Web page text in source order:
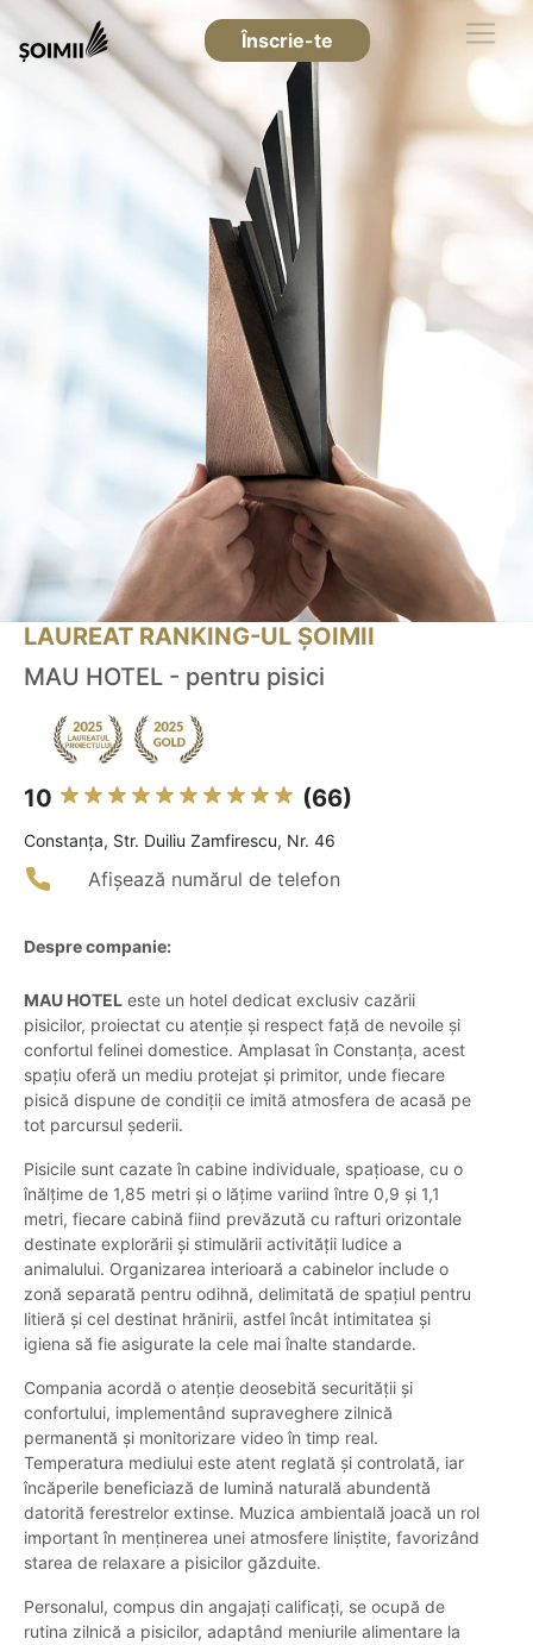
Înscrie-te
LAUREAT RANKING-UL ȘOIMII
MAU HOTEL - pentru pisici
10 (66)
Constanţa, Str. Duiliu Zamfirescu, Nr. 46
Afișează numărul de telefon
Despre companie:
MAU HOTEL este un hotel dedicat exclusiv cazării
pisicilor, proiectat cu atenție și respect față de nevoile și
confortul felinei domestice. Amplasat în Constanța, acest
spațiu oferă un mediu protejat și primitor, unde fiecare
pisică dispune de condiții ce imită atmosfera de acasă pe
tot parcursul șederii.
Pisicile sunt cazate în cabine individuale, spațioase, cu o
înălțime de 1,85 metri și o lățime variind între 0,9 și 1,1
metri, fiecare cabină fiind prevăzută cu rafturi orizontale
destinate explorării și stimulării activității ludice a
animalului. Organizarea interioară a cabinelor include o
zonă separată pentru odihnă, delimitată de spațiul pentru
litieră și cel destinat hrănirii, astfel încât intimitatea și
igiena să fie asigurate la cele mai înalte standarde.
Compania acordă o atenție deosebită securității și
confortului, implementând supraveghere zilnică
permanentă și monitorizare video în timp real.
Temperatura mediului este atent reglată și controlată, iar
încăperile beneficiază de lumină naturală abundentă
datorită ferestrelor extinse. Muzica ambientală joacă un rol
important în menținerea unei atmosfere liniștite, favorizând
starea de relaxare a pisicilor găzduite.
Personalul, compus din angajați calificați, se ocupă de
rutina zilnică a pisicilor, adaptând meniurile alimentare la